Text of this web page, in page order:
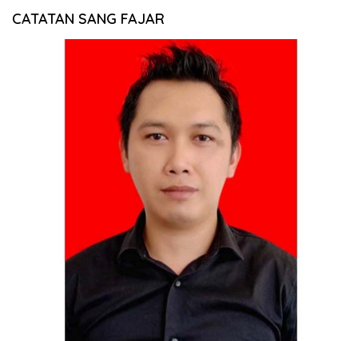
CATATAN SANG FAJAR